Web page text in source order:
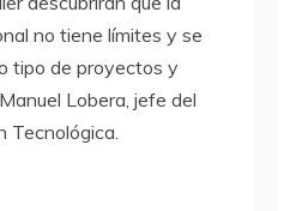
no tiene límites y se
tipo de proyectos y
Lobera, jefe del
Tecnológica.